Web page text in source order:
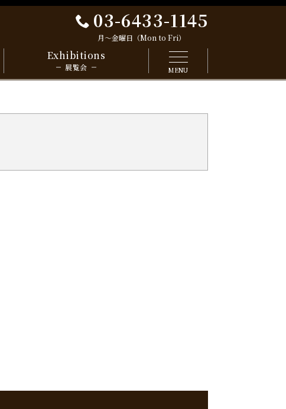
03-6433-1145
月～金曜日（Mon to Fri）
MENU
Exhibitions
展覧会